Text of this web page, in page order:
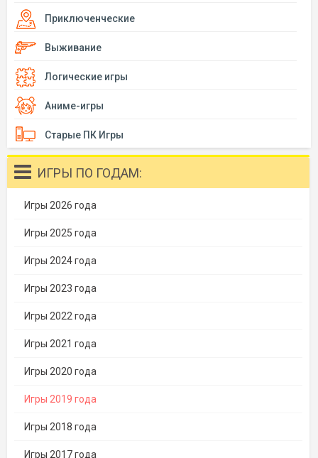
Приключенческие
Выживание
Логические игры
Аниме-игры
Старые ПК Игры
ИГРЫ ПО ГОДАМ:
Игры 2026 года
Игры 2025 года
Игры 2024 года
Игры 2023 года
Игры 2022 года
Игры 2021 года
Игры 2020 года
Игры 2019 года
Игры 2018 года
Игры 2017 года